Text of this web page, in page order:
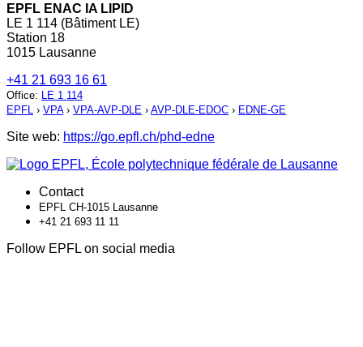
EPFL ENAC IA LIPID
LE 1 114 (Bâtiment LE)
Station 18
1015 Lausanne
+41 21 693 16 61
Office: LE 1 114
EPFL › VPA› VPA-AVP-DLE › AVP-DLE-EDOC › EDNE-GE
Site web: https://go.epfl.ch/phd-edne
Contact
EPFL CH-1015 Lausanne
+41 21 693 11 11
Follow EPFL on social media